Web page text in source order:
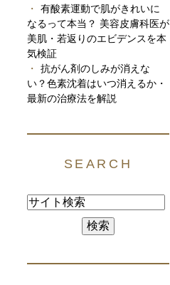
有酸素運動で肌がきれいに
なるって本当？ 美容皮膚科医が
美肌・若返りのエビデンスを本
気検証
抗がん剤のしみが消えな
い？色素沈着はいつ消えるか・
最新の治療法を解説
SEARCH